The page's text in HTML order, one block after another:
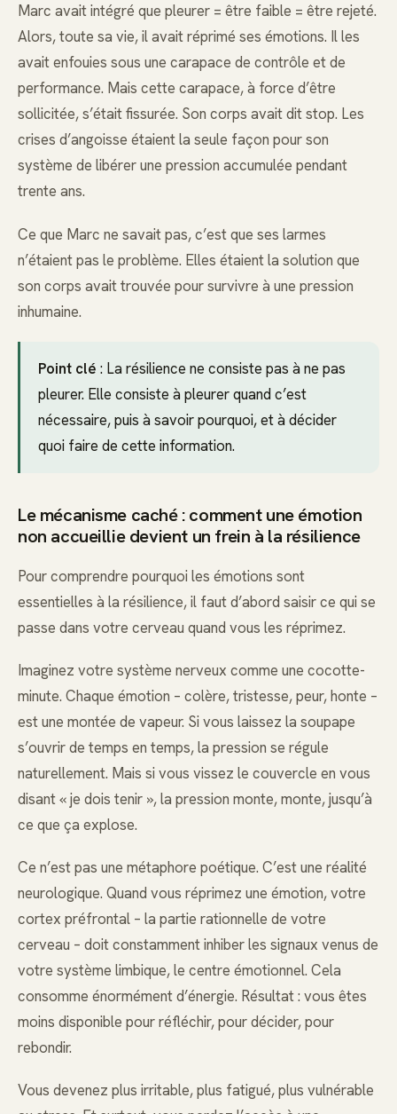
Marc avait intégré que pleurer = être faible = être rejeté.
Alors, toute sa vie, il avait réprimé ses émotions. Il les
avait enfouies sous une carapace de contrôle et de
performance. Mais cette carapace, à force d’être
sollicitée, s’était fissurée. Son corps avait dit stop. Les
crises d’angoisse étaient la seule façon pour son
système de libérer une pression accumulée pendant
trente ans.
Ce que Marc ne savait pas, c’est que ses larmes
n’étaient pas le problème. Elles étaient la solution que
son corps avait trouvée pour survivre à une pression
inhumaine.
Point clé : La résilience ne consiste pas à ne pas
pleurer. Elle consiste à pleurer quand c’est
nécessaire, puis à savoir pourquoi, et à décider
quoi faire de cette information.
Le mécanisme caché : comment une émotion
non accueillie devient un frein à la résilience
Pour comprendre pourquoi les émotions sont
essentielles à la résilience, il faut d’abord saisir ce qui se
passe dans votre cerveau quand vous les réprimez.
Imaginez votre système nerveux comme une cocotte-
minute. Chaque émotion – colère, tristesse, peur, honte –
est une montée de vapeur. Si vous laissez la soupape
s’ouvrir de temps en temps, la pression se régule
naturellement. Mais si vous vissez le couvercle en vous
disant « je dois tenir », la pression monte, monte, jusqu’à
ce que ça explose.
Ce n’est pas une métaphore poétique. C’est une réalité
neurologique. Quand vous réprimez une émotion, votre
cortex préfrontal – la partie rationnelle de votre
cerveau – doit constamment inhiber les signaux venus de
votre système limbique, le centre émotionnel. Cela
consomme énormément d’énergie. Résultat : vous êtes
moins disponible pour réfléchir, pour décider, pour
rebondir.
Vous devenez plus irritable, plus fatigué, plus vulnérable